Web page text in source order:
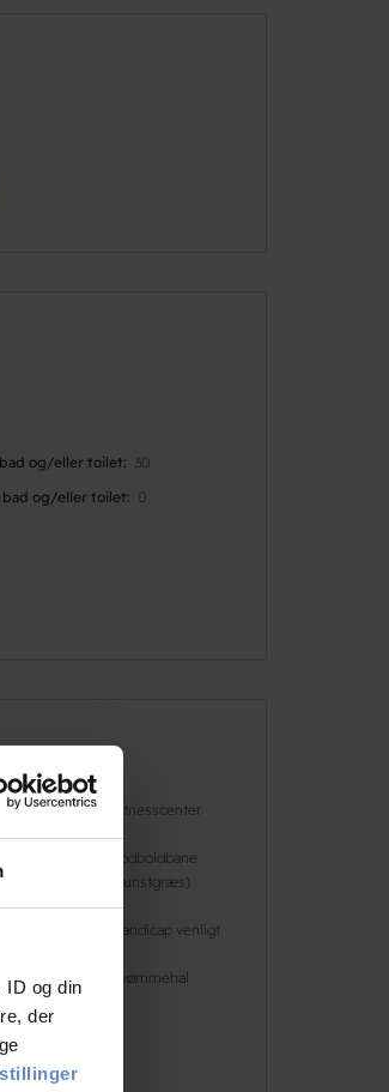
ID og din
der
og/eller toilet
30
og/eller toilet
0
Fitnesscenter
Fodboldbane
(kunstgræs)
Handicap venligt
Svømmehal
Læs mere